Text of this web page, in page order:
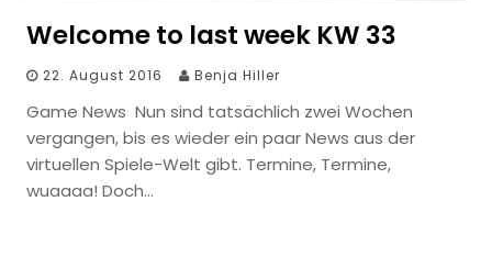
Welcome to last week KW 33
22. August 2016 Benja Hiller
Game News Nun sind tatsächlich zwei Wochen
vergangen, bis es wieder ein paar News aus der
virtuellen Spiele-Welt gibt. Termine, Termine,
wuaaaa! Doch…